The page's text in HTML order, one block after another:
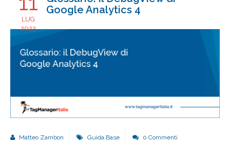
LUG
2023
Google Analytics 4
Matteo Zambon Guida Base 0 Commenti